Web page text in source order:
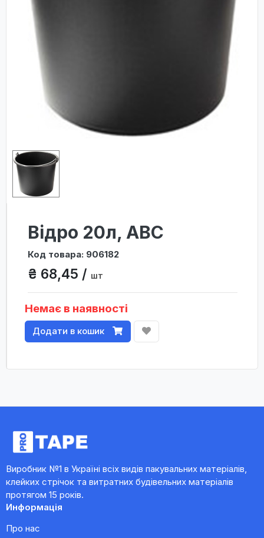
Відро 20л, АВС
Код товара: 906182
₴ 68,45 / шт
Немає в наявності
Додати в кошик
Виробник №1 в Україні всіх видів пакувальних матеріалів,
клейких стрічок та витратних будівельних матеріалів
протягом 15 років.
Информація
Про нас